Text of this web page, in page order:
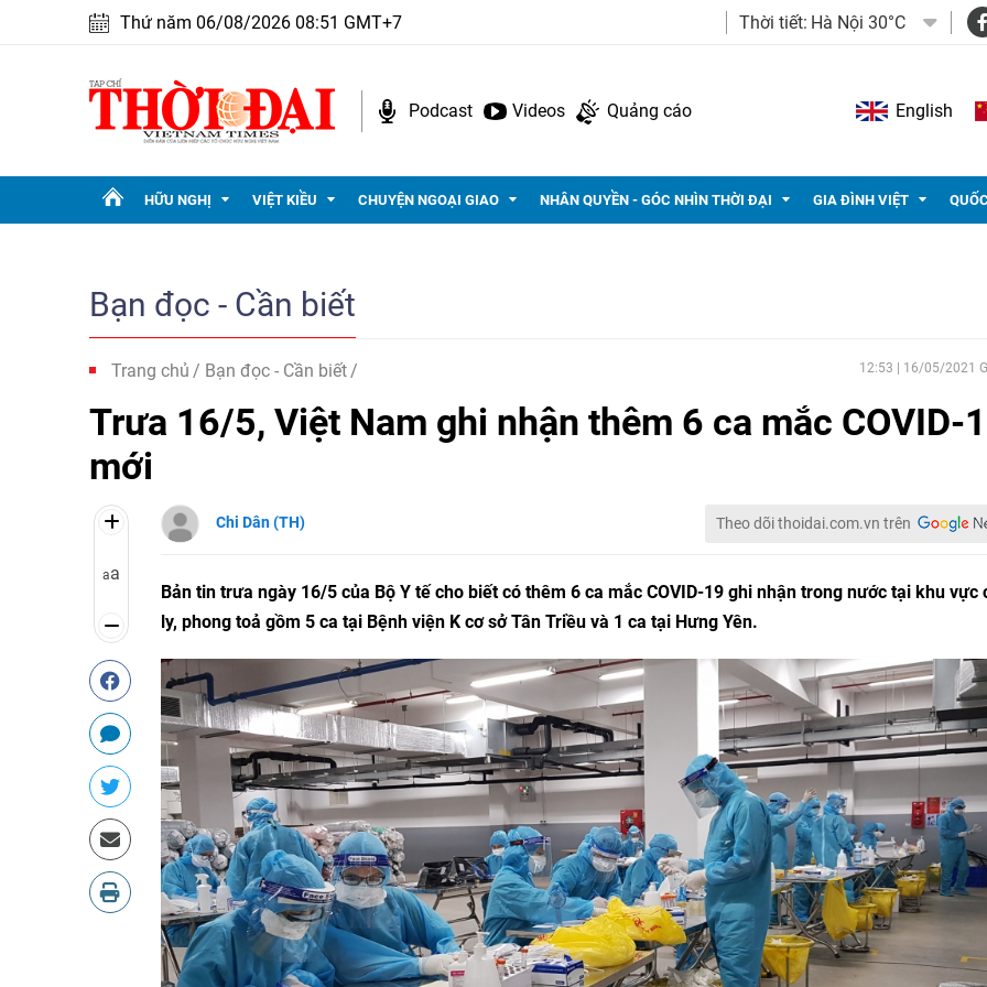
Thứ năm 06/08/2026 08:51 GMT+7 Thời tiết: Hà Nội 30°C
Podcast Videos Quảng cáo English
HỮU NGHỊ VIỆT KIỀU CHUYỆN NGOẠI GIAO NHÂN QUYỀN - GÓC NHÌN THỜI ĐẠI GIA ĐÌNH VIỆT
Bạn đọc - Cần biết
Trang chủ Bạn đọc - Cần biết 12:53 | 16/05/2021
Trưa 16/5, Việt Nam ghi nhận thêm 6 ca mắc COVID-
mới
aa
Chi Dân (TH) Theo dõi thoidai.com.vn trên
Bản tin trưa ngày 16/5 của Bộ Y tế cho biết có thêm 6 ca mắc COVID-19 ghi nhận trong nước tại khu vực
ly, phong toả gồm 5 ca tại Bệnh viện K cơ sở Tân Triều và 1 ca tại Hưng Yên.